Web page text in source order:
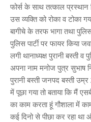
फोर्स के साथ तत्काल प्रस्थान
उस व्यक्ति को रोका व टोका
बागीचे के तरफ भागा तथा
पुलिस पार्टी पर फायर किया
लगी थानाध्यक्ष पुरानी बस्ती व
अपना नाम मनोज पुत्र सुभाष
पुरानी बस्ती जनपद बस्ती
में पूछा गया तो बताया कि मैं
का काम करता हूं गौशाला में
कई दिनो से पीछा कर रहा था